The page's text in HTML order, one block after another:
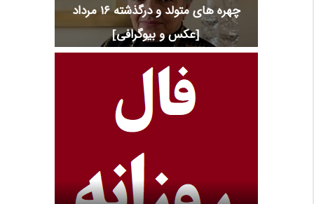
چهره های متولد و درگذشته 16 مرداد
[عکس و بیوگرافی]